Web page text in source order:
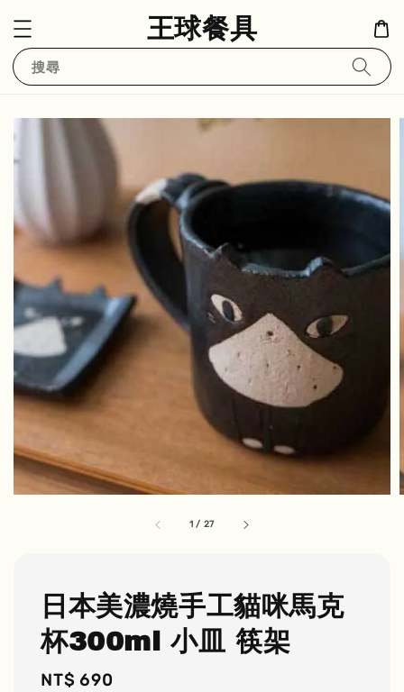
王球餐具
搜尋
1 / 27
日本美濃燒手工貓咪馬克
杯300ml 小皿 筷架
Regular
NT$ 690